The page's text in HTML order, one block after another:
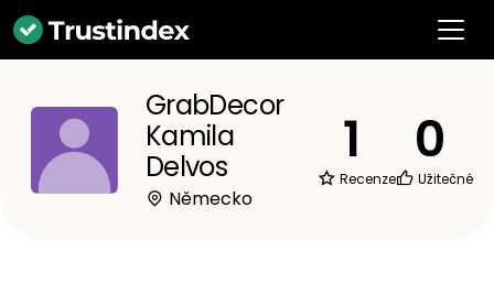
GrabDecor
Kamila
Delvos
Německo
1
Recenze
0
Užitečné